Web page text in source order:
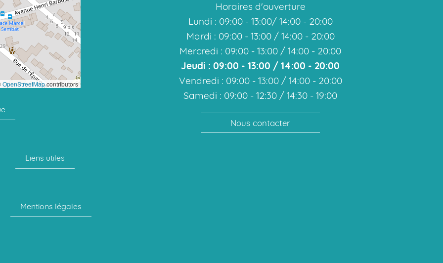
OpenStreetMapcontributors
Liens utiles
Mentions légales
Horaires d'ouverture
Lundi : 09:00 - 13:00/ 14:00 - 20:00
Mardi : 09:00 - 13:00 / 14:00 - 20:00
Mercredi : 09:00 - 13:00 / 14:00 - 20:00
Jeudi : 09:00 - 13:00 / 14:00 - 20:00
Vendredi : 09:00 - 13:00 / 14:00 - 20:00
Samedi : 09:00 - 12:30 / 14:30 - 19:00
Nous contacter